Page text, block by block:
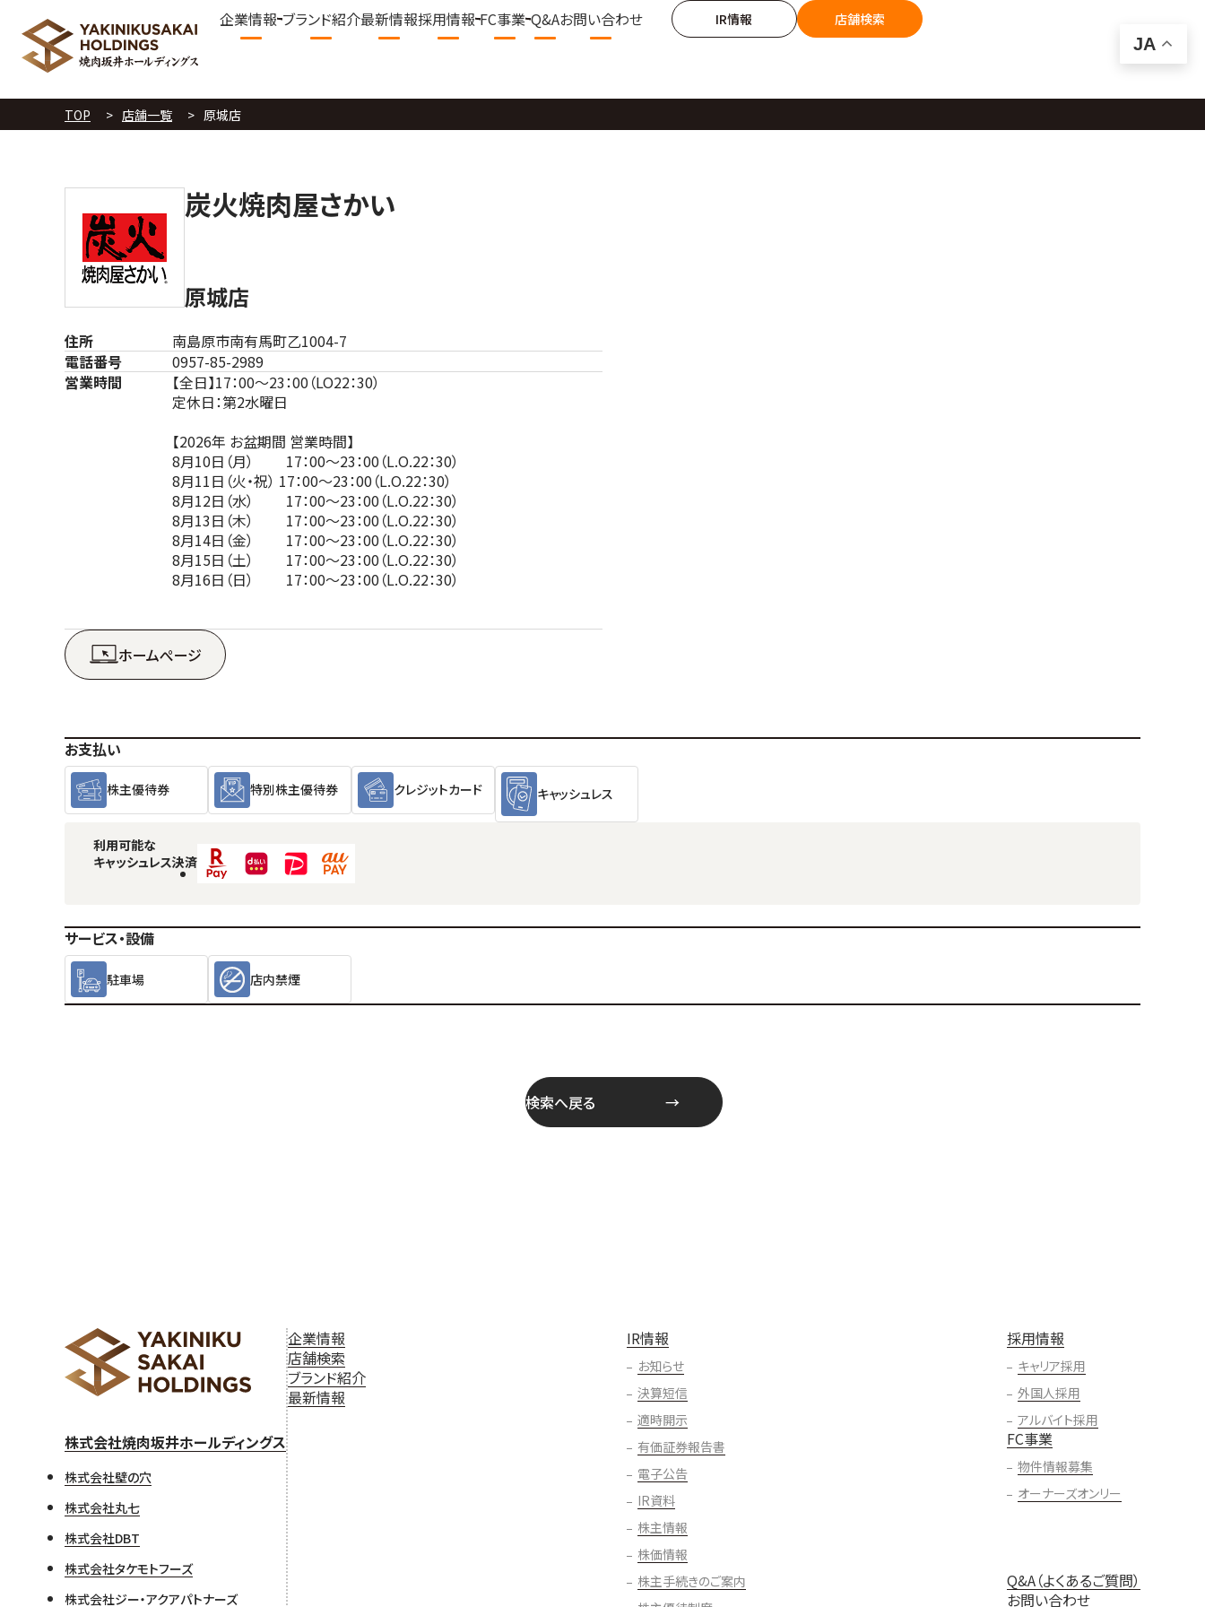
企業情報 ブランド紹介最新情報採用情報 FC事業 Q&Aお問い合わせ IR情報 店舗検索
TOP 店舗一覧 原城店
炭火焼肉屋さかい
原城店
住所
南島原市南有馬町乙1004-7
電話番号
0957-85-2989
営業時間
【全日】17：00～23：00（LO22：30）
定休日：第2水曜日
【2026年 お盆期間 営業時間】
8月10日（月） 17：00～23：00（L.O.22：30）
8月11日（火・祝） 17：00～23：00（L.O.22：30）
8月12日（水） 17：00～23：00（L.O.22：30）
8月13日（木） 17：00～23：00（L.O.22：30）
8月14日（金） 17：00～23：00（L.O.22：30）
8月15日（土） 17：00～23：00（L.O.22：30）
8月16日（日） 17：00～23：00（L.O.22：30）
ホームぺージ
お支払い
株主優待券 特別株主優待券 クレジットカード キャッシュレス
利用可能な
キャッシュレス決済
サービス・設備
駐車場 店内禁煙
検索へ戻る
株式会社焼肉坂井ホールディングス
株式会社壁の穴
株式会社丸七
株式会社DBT
株式会社タケモトフーズ
株式会社ジー・アクアパトナーズ
企業情報
店舗検索
ブランド紹介
最新情報
IR情報
お知らせ
決算短信
適時開示
有価証券報告書
電子公告
IR資料
株主情報
株価情報
株主手続きのご案内
採用情報
キャリア採用
外国人採用
アルバイト採用
FC事業
物件情報募集
オーナーズオンリー
Q&A（よくあるご質問）
お問い合わせ
JA